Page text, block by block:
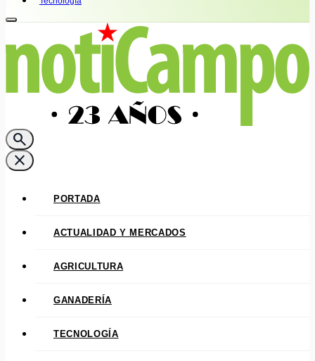
search
close
PORTADA
ACTUALIDAD Y MERCADOS
AGRICULTURA
GANADERÍA
TECNOLOGÍA